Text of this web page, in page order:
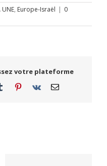
UNE, Europe-Israël | 0
votre plateforme
Tumblr Pinterest
Vk Email